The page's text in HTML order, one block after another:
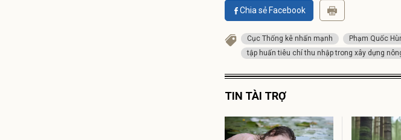
Chia sẻ Facebook
Cục Thống kê nhấn mạnh
Phạm Quốc
tập huấn tiêu chí thu nhập trong xây dựng